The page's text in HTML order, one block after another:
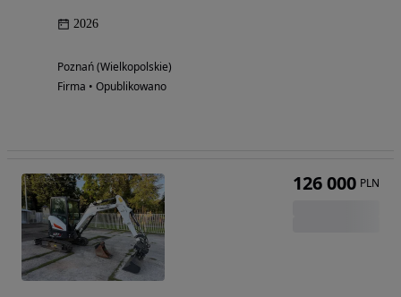
2026
Poznań (Wielkopolskie)
Firma • Opublikowano
126 000 PLN